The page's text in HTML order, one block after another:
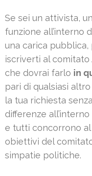
Se sei un attivista,
funzione all’interno
una carica pubblica,
iscriverti al comitato
che dovrai farlo in
pari di qualsiasi
la tua richiesta
differenze
e tutti concorrono
obiettivi del
simpatie politiche.